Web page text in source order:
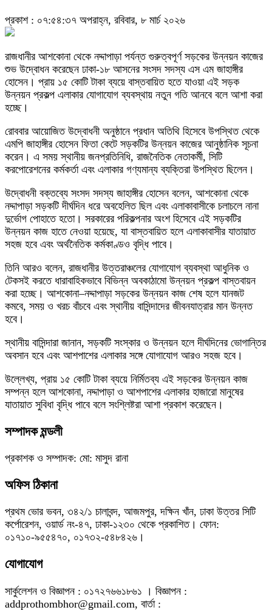
প্রকাশ : ০৭:৫৪:৩৭ অপরাহ্ন, রবিবার, ৮ মার্চ ২০২৬
রাজধানীর আশকোনা থেকে নদ্দাপাড়া পর্যন্ত গুরুত্বপূর্ণ সড়কের উন্নয়ন কাজের
শুভ উদ্বোধন করেছেন ঢাকা-১৮ আসনের সংসদ সদস্য এস এম জাহাঙ্গীর
হোসেন। প্রায় ১৫ কোটি টাকা ব্যয়ে বাস্তবায়িত হতে যাওয়া এই সড়ক
উন্নয়ন প্রকল্প এলাকার যোগাযোগ ব্যবস্থায় নতুন গতি আনবে বলে আশা করা
হচ্ছে।
রোববার আয়োজিত উদ্বোধনী অনুষ্ঠানে প্রধান অতিথি হিসেবে উপস্থিত থেকে
এমপি জাহাঙ্গীর হোসেন ফিতা কেটে সড়কটির উন্নয়ন কাজের আনুষ্ঠানিক সূচনা
করেন। এ সময় স্থানীয় জনপ্রতিনিধি, রাজনৈতিক নেতাকর্মী, সিটি
করপোরেশনের কর্মকর্তা এবং এলাকার গণ্যমান্য ব্যক্তিরা উপস্থিত ছিলেন।
উদ্বোধনী বক্তব্যে সংসদ সদস্য জাহাঙ্গীর হোসেন বলেন, আশকোনা থেকে
নদ্দাপাড়া সড়কটি দীর্ঘদিন ধরে অবহেলিত ছিল এবং এলাকাবাসীকে চলাচলে নানা
দুর্ভোগ পোহাতে হতো। সরকারের পরিকল্পনার অংশ হিসেবে এই সড়কটির
উন্নয়ন কাজ হাতে নেওয়া হয়েছে, যা বাস্তবায়িত হলে এলাকাবাসীর যাতায়াত
সহজ হবে এবং অর্থনৈতিক কর্মকাণ্ডও বৃদ্ধি পাবে।
তিনি আরও বলেন, রাজধানীর উত্তরাঞ্চলের যোগাযোগ ব্যবস্থা আধুনিক ও
টেকসই করতে ধারাবাহিকভাবে বিভিন্ন অবকাঠামো উন্নয়ন প্রকল্প বাস্তবায়ন
করা হচ্ছে। আশকোনা–নদ্দাপাড়া সড়কের উন্নয়ন কাজ শেষ হলে যানজট
কমবে, সময় ও খরচ বাঁচবে এবং স্থানীয় বাসিন্দাদের জীবনযাত্রার মান উন্নত
হবে।
স্থানীয় বাসিন্দারা জানান, সড়কটি সংস্কার ও উন্নয়ন হলে দীর্ঘদিনের ভোগান্তির
অবসান হবে এবং আশপাশের এলাকার সঙ্গে যোগাযোগ আরও সহজ হবে।
উল্লেখ্য, প্রায় ১৫ কোটি টাকা ব্যয়ে নির্মিতব্য এই সড়কের উন্নয়ন কাজ
সম্পন্ন হলে আশকোনা, নদ্দাপাড়া ও আশপাশের এলাকার হাজারো মানুষের
যাতায়াত সুবিধা বৃদ্ধি পাবে বলে সংশ্লিষ্টরা আশা প্রকাশ করেছেন।
সম্পাদক মন্ডলী
প্রকাশক ও সম্পাদক: মো: মাসুদ রানা
অফিস ঠিকানা
প্রথম ভোর ভবন, ৩৪২/১ চালাবন্দ, আজমপুর, দক্ষিন খাঁন, ঢাকা উত্তর সিটি
কর্পোরেশন, ওয়ার্ড নং-৪৭, ঢাকা-১২৩০ থেকে প্রকাশিত। ফোন:
০১৭১০-৯৫৫৪৭০, ০১৭৩২-৫৪৮৪২৬।
যোগাযোগ
সার্কুলেশন ও বিজ্ঞাপন : ০১৭২৭৬৬১৮৬১ । বিজ্ঞাপন :
addprothombhor@gmail.com, বার্তা :